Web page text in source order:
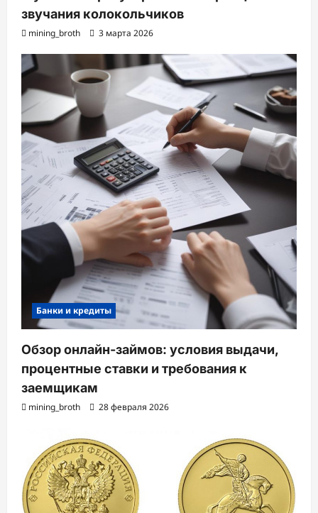
звучания колокольчиков
mining_broth 3 марта 2026
Банки и кредиты
Обзор онлайн-займов: условия выдачи,
процентные ставки и требования к
заемщикам
mining_broth 28 февраля 2026